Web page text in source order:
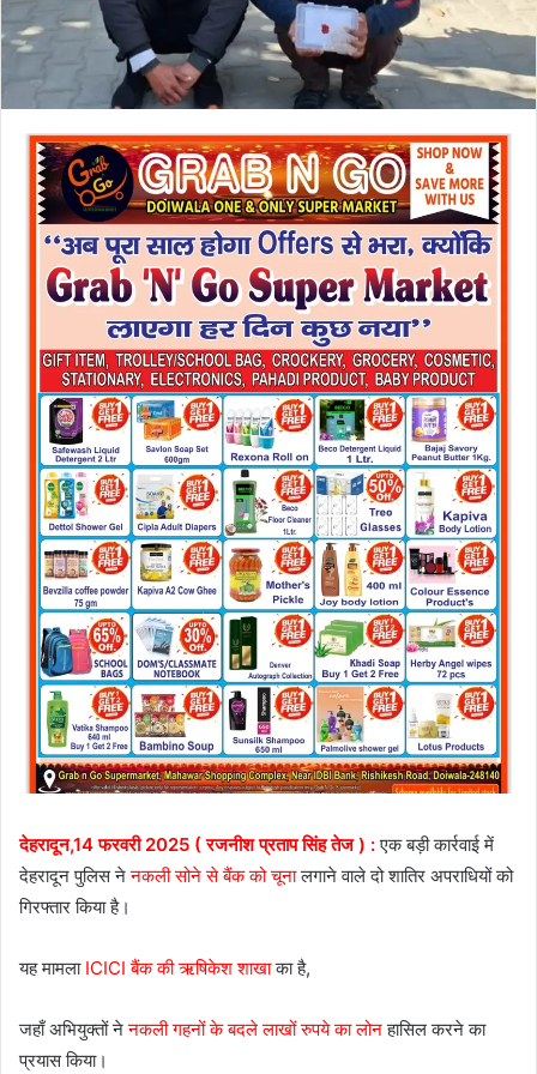
देहरादून,14 फरवरी 2025 ( रजनीश प्रताप सिंह तेज ) :एक बड़ी कार्रवाई में
देहरादून पुलिस नेनकली सोने से बैंक को चूनालगाने वाले दो शातिर अपराधियों को
गिरफ्तार किया है।
यह मामला ICICI बैंक की ऋषिकेश शाखाका है,
जहाँ अभियुक्तों नेनकली गहनों के बदले लाखों रुपये का लोनहासिल करने का
प्रयास किया।